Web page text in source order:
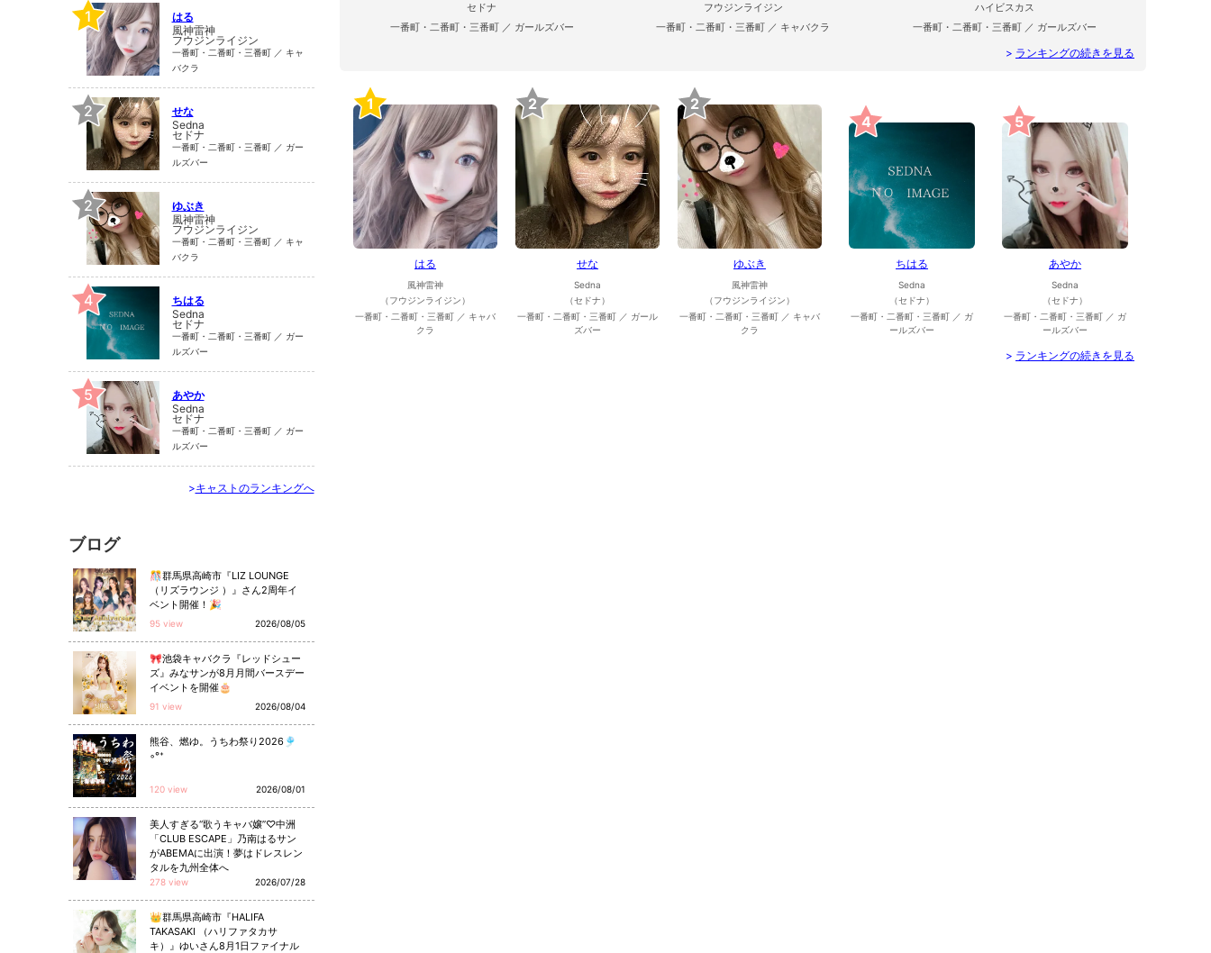
セドナ
一番町・二番町・三番町 ／ ガールズバー
フウジンライジン
一番町・二番町・三番町 ／ キャバクラ
ハイビスカス
一番町・二番町・三番町 ／ ガールズバー
> ランキングの続きを見る
1
はる
風神雷神
（フウジンライジン）
一番町・二番町・三番町 ／ キャバ
クラ
2
せな
Sedna
（セドナ）
一番町・二番町・三番町 ／ ガール
ズバー
2
ゆぶき
風神雷神
（フウジンライジン）
一番町・二番町・三番町 ／ キャバ
クラ
4
ちはる
Sedna
（セドナ）
一番町・二番町・三番町 ／ ガ
ールズバー
5
あやか
Sedna
（セドナ）
一番町・二番町・三番町 ／ ガ
ールズバー
> ランキングの続きを見る
1
はる
風神雷神
フウジンライジン
一番町・二番町・三番町 ／ キャ
バクラ
2
せな
Sedna
セドナ
一番町・二番町・三番町 ／ ガー
ルズバー
2
ゆぶき
風神雷神
フウジンライジン
一番町・二番町・三番町 ／ キャ
バクラ
4
ちはる
Sedna
セドナ
一番町・二番町・三番町 ／ ガー
ルズバー
5
あやか
Sedna
セドナ
一番町・二番町・三番町 ／ ガー
ルズバー
>キャストのランキングへ
ブログ
🎊群馬県高崎市『LIZ LOUNGE
（リズラウンジ ）』さん2周年イ
ベント開催！🎉
95 view 2026/08/05
🎀池袋キャバクラ『レッドシュー
ズ』みなサンが8月月間バースデー
イベントを開催🎂
91 view 2026/08/04
熊谷、燃ゆ。うちわ祭り2026🎐
◦°⁺
120 view 2026/08/01
美人すぎる“歌うキャバ嬢”♡中洲
「CLUB ESCAPE」乃南はるサン
がABEMAに出演！夢はドレスレン
タルを九州全体へ
278 view 2026/07/28
👑群馬県高崎市『HALIFA
TAKASAKI （ハリファタカサ
キ）』ゆいさん8月1日ファイナル